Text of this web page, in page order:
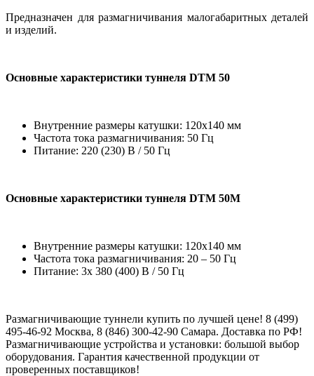
Предназначен для размагничивания малогабаритных деталей
и изделий.
Основные характеристики туннеля DTM 50
Внутренние размеры катушки: 120х140 мм
Частота тока размагничивания: 50 Гц
Питание: 220 (230) В / 50 Гц
Основные характеристики туннеля DTM 50М
Внутренние размеры катушки: 120х140 мм
Частота тока размагничивания: 20 – 50 Гц
Питание: 3х 380 (400) В / 50 Гц
Размагничивающие туннели купить по лучшей цене! 8 (499)
495-46-92 Москва, 8 (846) 300-42-90 Самара. Доставка по РФ!
Размагничивающие устройства и установки: большой выбор
оборудования. Гарантия качественной продукции от
проверенных поставщиков!